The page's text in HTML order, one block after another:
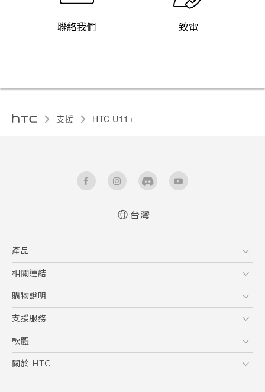
聯絡我們 致電
支援 HTC U11+‎
台灣
產品
5G
智慧型手機
配件
相關連結
HTC Research
購物說明
購物須知
訂單管理
付款方式
支援服務
到府收送維修服務
服務中心資訊
客戶服務佈告欄
軟體
應用程式
關於 HTC